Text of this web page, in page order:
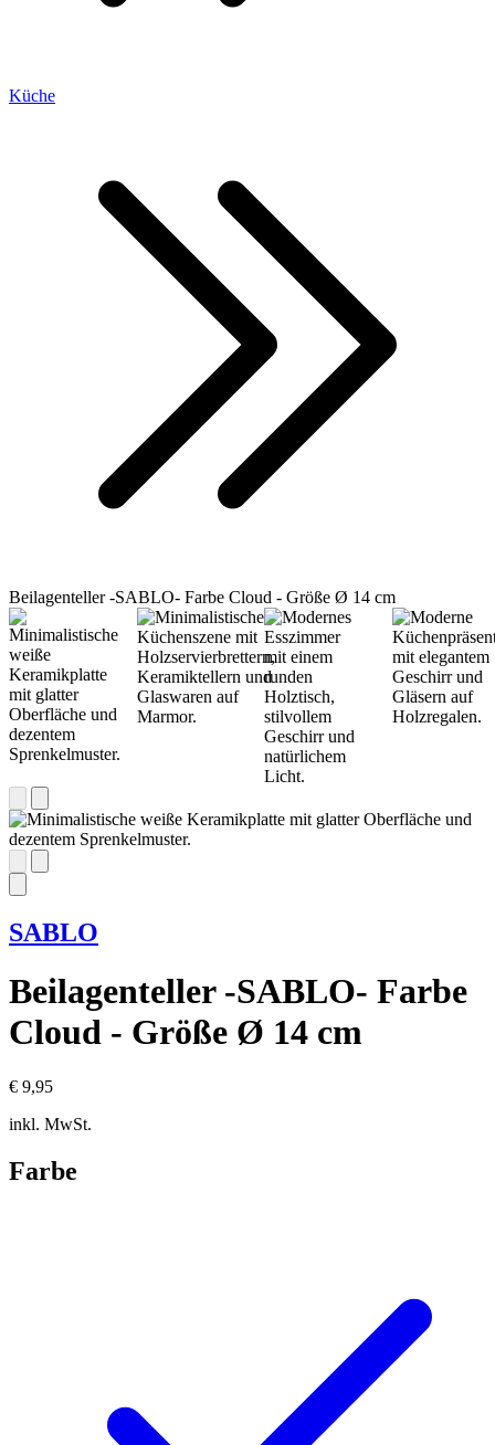
Küche
Beilagenteller -SABLO- Farbe Cloud - Größe Ø 14 cm
SABLO
Beilagenteller -SABLO- Farbe
Cloud - Größe Ø 14 cm
€ 9,95
inkl. MwSt.
Farbe